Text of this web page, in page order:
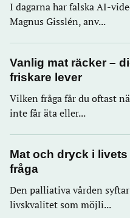
I dagarna har falska AI-
Magnus Gisslén, anv...
Vanlig mat räcker –
friskare lever
Vilken fråga får du oftast
inte får äta eller...
Mat och dryck i
fråga
Den palliativa vården
livskvalitet som möjli...